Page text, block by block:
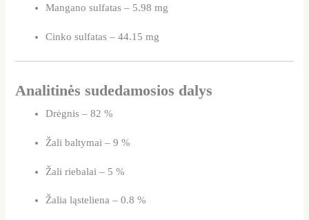
Mangano sulfatas – 5.98 mg
Cinko sulfatas – 44.15 mg
Analitinės sudedamosios dalys
Drėgnis – 82 %
Žali baltymai – 9 %
Žali riebalai – 5 %
Žalia ląsteliena – 0.8 %